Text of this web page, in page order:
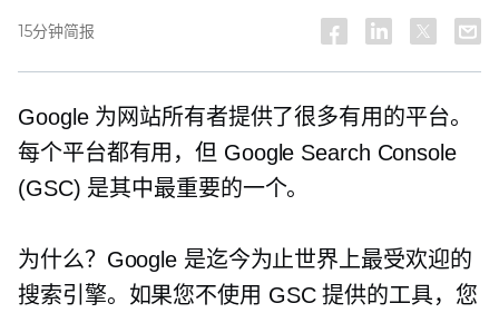
15分钟简报
Google 为网站所有者提供了很多有用的平台。
每个平台都有用，但 Google Search Console
(GSC) 是其中最重要的一个。
为什么？Google 是迄今为止世界上最受欢迎的
搜索引擎。如果您不使用 GSC 提供的工具，您